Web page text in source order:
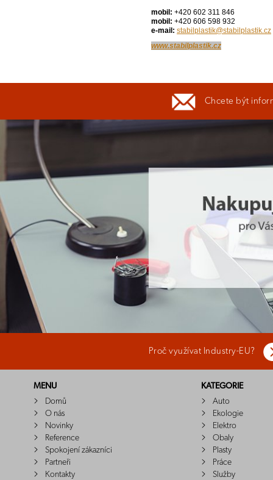
mobil: +420 602 311 846
mobil: +420 606 598 932
e-mail: stabilplastik@stabilplastik.cz
www.stabilplastik.cz
Chcete být
Proč využívat Industry-EU?
MENU
Domů
O nás
Novinky
Reference
Spokojení zákazníci
Partneři
Kontakty
KATEGORIE
Auto
Ekologie
Elektro
Obaly
Plasty
Práce
Služby